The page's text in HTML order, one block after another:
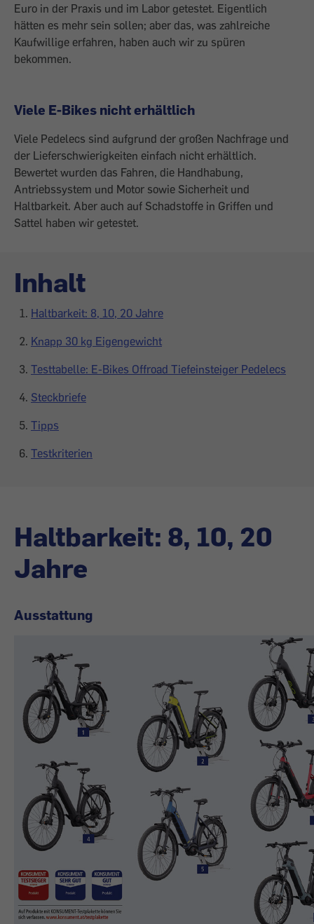
Euro in der Praxis und im Labor getestet. Eigentlich
hätten es mehr sein sollen; aber das, was zahlreiche
Kaufwillige erfahren, haben auch wir zu spüren
bekommen.
Viele E-Bikes nicht erhältlich
Viele Pedelecs sind aufgrund der großen Nachfrage und
der Lieferschwierigkeiten einfach nicht erhältlich.
Bewertet wurden das Fahren, die Handhabung,
Antriebssystem und Motor sowie Sicherheit und
Haltbarkeit. Aber auch auf Schadstoffe in Griffen und
Sattel haben wir getestet.
Inhalt
Haltbarkeit: 8, 10, 20 Jahre
Knapp 30 kg Eigengewicht
Testtabelle: E-Bikes Offroad Tiefeinsteiger Pedelecs
Steckbriefe
Tipps
Testkriterien
Haltbarkeit: 8, 10, 20
Jahre
Ausstattung